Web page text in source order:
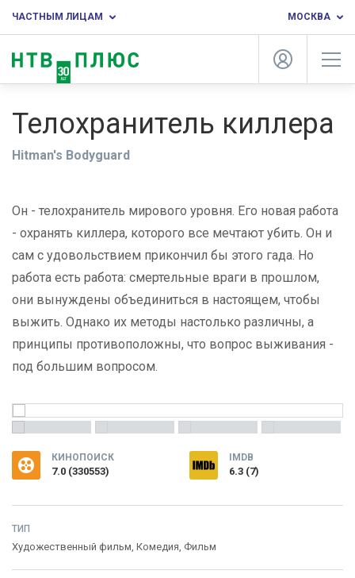
ЧАСТНЫМ ЛИЦАМ МОСКВА
Телохранитель киллера
Hitman's Bodyguard
Он - телохранитель мирового уровня. Его новая работа
- охранять киллера, которого все мечтают убить. Он и
сам с удовольствием прикончил бы этого гада. Но
работа есть работа: смертельные враги в прошлом,
они вынуждены объединиться в настоящем, чтобы
выжить. Однако их методы настолько различны, а
принципы противоположны, что вопрос выживания -
под большим вопросом.
КИНОПОИСК
7.0 (330553)
IMDB
6.3 (7)
ТИП
Художественный фильм, Комедия, Фильм